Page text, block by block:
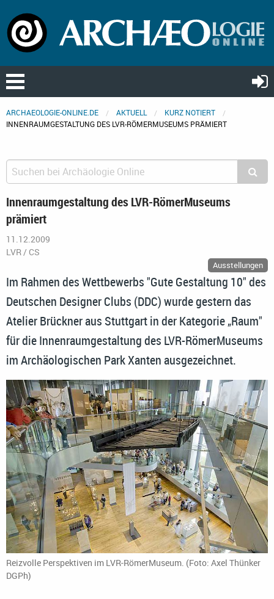
ARCHAEOLOGIE-ONLINE.DE AKTUELL
KURZ NOTIERT
INNENRAUMGESTALTUNG DES LVR-RÖMERMUSEUMS PRÄMIERT
Innenraumgestaltung des LVR-RömerMuseums
prämiert
11.12.2009
LVR / CS
Ausstellungen
Im Rahmen des Wettbewerbs "Gute Gestaltung 10" des
Deutschen Designer Clubs (DDC) wurde gestern das
Atelier Brückner aus Stuttgart in der Kategorie „Raum"
für die Innenraumgestaltung des LVR-RömerMuseums
im Archäologischen Park Xanten ausgezeichnet.
Reizvolle Perspektiven im LVR-RömerMuseum. (Foto: Axel Thünker
DGPh)